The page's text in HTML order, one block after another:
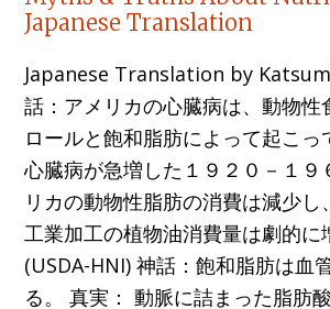
Japanese Translation
Japanese Translation by
話：アメリカの心臓病は、動物性
ロールと飽和脂肪によって起こっ
心臓病が急増した１９２０－１９
リカの動物性脂肪の消費は減少し
工業加工の植物油消費量は劇的に
(USDA-HNI) 神話：飽和脂肪は血
る。 真実： 動脈に詰まった脂肪